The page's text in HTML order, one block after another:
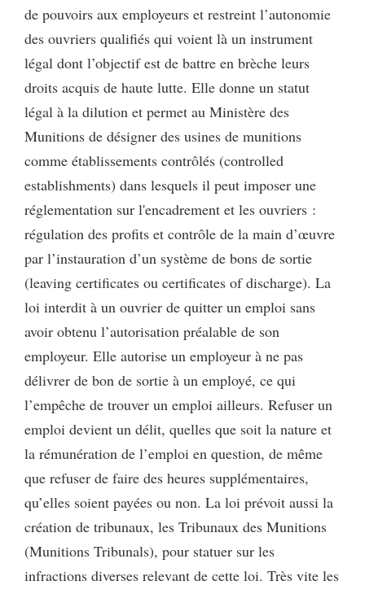
de pouvoirs aux employeurs et restreint l’autonomie
des ouvriers qualifiés qui voient là un instrument
légal dont l’objectif est de battre en brèche leurs
droits acquis de haute lutte. Elle donne un statut
légal à la dilution et permet au Ministère des
Munitions de désigner des usines de munitions
comme établissements contrôlés (controlled
establishments) dans lesquels il peut imposer une
réglementation sur l'encadrement et les ouvriers :
régulation des profits et contrôle de la main d’œuvre
par l’instauration d’un système de bons de sortie
(leaving certificates ou certificates of discharge). La
loi interdit à un ouvrier de quitter un emploi sans
avoir obtenu l’autorisation préalable de son
employeur. Elle autorise un employeur à ne pas
délivrer de bon de sortie à un employé, ce qui
l’empêche de trouver un emploi ailleurs. Refuser un
emploi devient un délit, quelles que soit la nature et
la rémunération de l’emploi en question, de même
que refuser de faire des heures supplémentaires,
qu’elles soient payées ou non. La loi prévoit aussi la
création de tribunaux, les Tribunaux des Munitions
(Munitions Tribunals), pour statuer sur les
infractions diverses relevant de cette loi. Très vite les